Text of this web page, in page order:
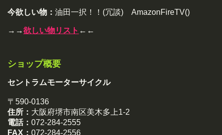
今欲しい物： 油田一択！！(冗談) AmazonFireTV()
→→欲しい物リスト ←←
ショップ概要
セントラムモーターサイクル
〒590-0136
住所： 大阪府堺市南区美木多上1-2
電話： 072-284-2555
FAX： 072-284-2556